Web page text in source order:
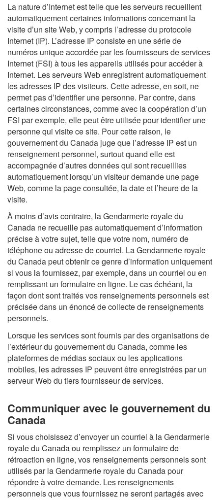
La nature d’Internet est telle que les serveurs recueillent
automatiquement certaines informations concernant la
visite d’un site Web, y compris l’adresse du protocole
Internet (IP). L’adresse IP consiste en une série de
numéros unique accordée par les fournisseurs de services
Internet (FSI) à tous les appareils utilisés pour accéder à
Internet. Les serveurs Web enregistrent automatiquement
les adresses IP des visiteurs. Cette adresse, en soit, ne
permet pas d’identifier une personne. Par contre, dans
certaines circonstances, comme avec la coopération d’un
FSI par exemple, elle peut être utilisée pour identifier une
personne qui visite ce site. Pour cette raison, le
gouvernement du Canada juge que l’adresse IP est un
renseignement personnel, surtout quand elle est
accompagnée d’autres données qui sont recueillies
automatiquement lorsqu’un visiteur demande une page
Web, comme la page consultée, la date et l’heure de la
visite.
À moins d’avis contraire, la Gendarmerie royale du
Canada ne recueille pas automatiquement d’information
précise à votre sujet, telle que votre nom, numéro de
téléphone ou adresse de courriel. La Gendarmerie royale
du Canada peut obtenir ce genre d’information uniquement
si vous la fournissez, par exemple, dans un courriel ou en
remplissant un formulaire en ligne. Le cas échéant, la
façon dont sont traités vos renseignements personnels est
précisée dans un énoncé de collecte de renseignements
personnels.
Lorsque les services sont fournis par des organisations de
l’extérieur du gouvernement du Canada, comme les
plateformes de médias sociaux ou les applications
mobiles, les adresses IP peuvent être enregistrées par un
serveur Web du tiers fournisseur de services.
Communiquer avec le gouvernement du
Canada
Si vous choisissez d’envoyer un courriel à la Gendarmerie
royale du Canada ou remplissez un formulaire de
rétroaction en ligne, vos renseignements personnels sont
utilisés par la Gendarmerie royale du Canada pour
répondre à votre demande. Les renseignements
personnels que vous fournissez ne seront partagés avec